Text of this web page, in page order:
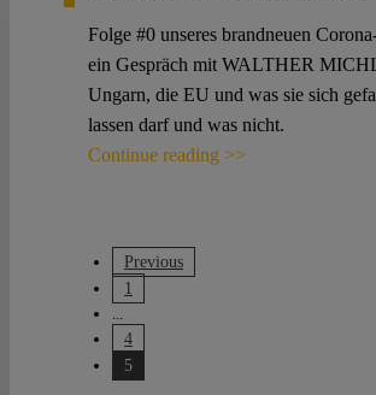
Folge #0 unseres brandneuen
ein Gespräch mit WALTHER
Ungarn, die EU und was sie sich
lassen darf und was nicht.
Continue reading >>
Previous
1
4
5